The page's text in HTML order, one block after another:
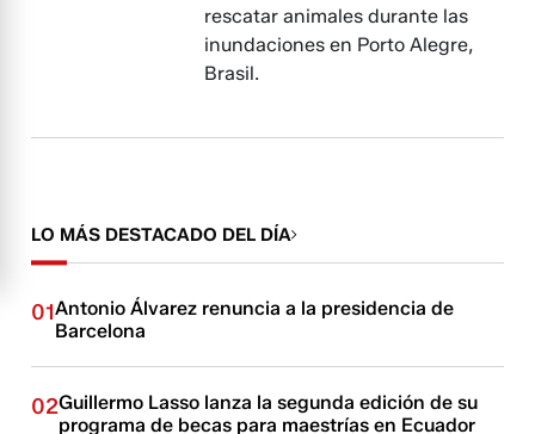
rescatar animales durante las
inundaciones en Porto Alegre,
Brasil.
LO MÁS DESTACADO DEL DÍA
01Antonio Álvarez renuncia a la presidencia de
Barcelona
02Guillermo Lasso lanza la segunda edición de su
programa de becas para maestrías en Ecuador